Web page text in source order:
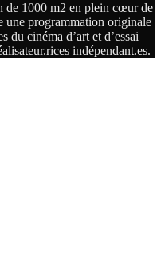
de 1000 m2 en plein cœur de
une programmation originale
du cinéma d’art et d’essai
rices indépendant.es.